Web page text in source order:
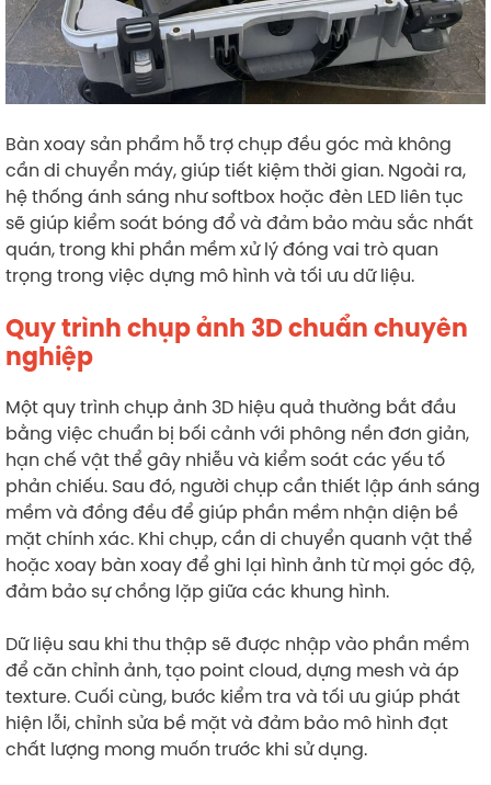
Bàn xoay sản phẩm hỗ trợ chụp đều góc mà không
cần di chuyển máy, giúp tiết kiệm thời gian. Ngoài ra,
hệ thống ánh sáng như softbox hoặc đèn LED liên tục
sẽ giúp kiểm soát bóng đổ và đảm bảo màu sắc nhất
quán, trong khi phần mềm xử lý đóng vai trò quan
trọng trong việc dựng mô hình và tối ưu dữ liệu.
Quy trình chụp ảnh 3D chuẩn chuyên
nghiệp
Một quy trình chụp ảnh 3D hiệu quả thường bắt đầu
bằng việc chuẩn bị bối cảnh với phông nền đơn giản,
hạn chế vật thể gây nhiễu và kiểm soát các yếu tố
phản chiếu. Sau đó, người chụp cần thiết lập ánh sáng
mềm và đồng đều để giúp phần mềm nhận diện bề
mặt chính xác. Khi chụp, cần di chuyển quanh vật thể
hoặc xoay bàn xoay để ghi lại hình ảnh từ mọi góc độ,
đảm bảo sự chồng lặp giữa các khung hình.
Dữ liệu sau khi thu thập sẽ được nhập vào phần mềm
để căn chỉnh ảnh, tạo point cloud, dựng mesh và áp
texture. Cuối cùng, bước kiểm tra và tối ưu giúp phát
hiện lỗi, chỉnh sửa bề mặt và đảm bảo mô hình đạt
chất lượng mong muốn trước khi sử dụng.